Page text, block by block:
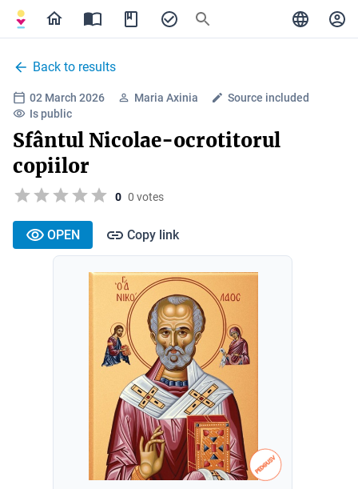
Back to results
02 March 2026 Maria Axinia
Source included
Is public
Sfântul Nicolae-ocrotitorul
copiilor
0 0 votes
OPEN Copy link